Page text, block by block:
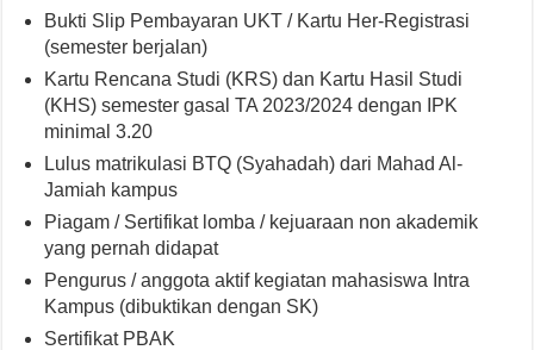
Bukti Slip Pembayaran UKT / Kartu Her-Registrasi
(semester berjalan)
Kartu Rencana Studi (KRS) dan Kartu Hasil Studi
(KHS) semester gasal TA 2023/2024 dengan IPK
minimal 3.20
Lulus matrikulasi BTQ (Syahadah) dari Mahad Al-
Jamiah kampus
Piagam / Sertifikat lomba / kejuaraan non akademik
yang pernah didapat
Pengurus / anggota aktif kegiatan mahasiswa Intra
Kampus (dibuktikan dengan SK)
Sertifikat PBAK